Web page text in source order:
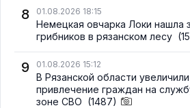
8 01.08.2026 18:15
Немецкая овчарка Локи нашла
грибников в рязанском лесу
9 01.08.2026 15:12
В Рязанской области
привлечение граждан на
зоне СВО (1487)